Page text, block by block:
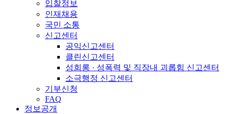
입찰정보
인재채용
국민 소통
신고센터
공익신고센터
클린신고센터
성희롱 · 성폭력 및 직장내 괴롭힘 신고센터
소극행정 신고센터
기부신청
FAQ
정보공개